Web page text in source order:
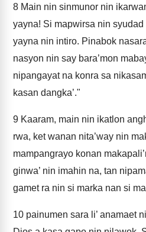
8 Main nin sinmunor nin
yayna! Si mapwirsa nin
yayna nin intiro. Pinabok
nasyon nin say bara’mon
nipangayat na konra sa
kasan dangka’."
9 Kaaram, main nin ikatlon
rwa, ket wanan nita’way nin
mampangrayo konan
ginwa’ nin imahin na, tan
gamet ra nin si marka nan si
10 painumen sara li’ anamaet